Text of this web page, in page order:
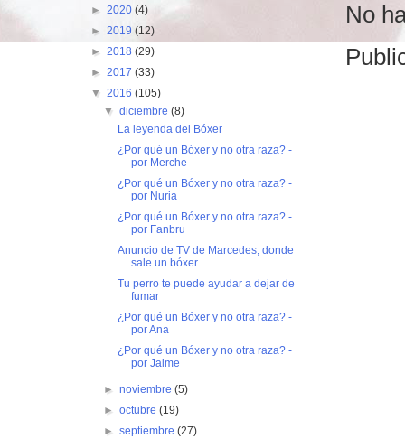
No
► 2020 (4)
► 2019 (12)
► 2018 (29)
► 2017 (33)
▼ 2016 (105)
▼diciembre(8)
La leyenda del Bóxer
¿Por qué un Bóxer y no otra raza? -
por Merche
¿Por qué un Bóxer y no otra raza? -
por Nuria
¿Por qué un Bóxer y no otra raza? -
por Fanbru
Anuncio de TV de Marcedes, donde
sale un bóxer
Tu perro te puede ayudar a dejar de
fumar
¿Por qué un Bóxer y no otra raza? -
por Ana
¿Por qué un Bóxer y no otra raza? -
por Jaime
►noviembre(5)
►octubre(19)
►septiembre(27)